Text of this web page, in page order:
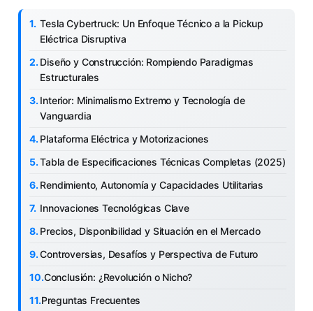
Tesla Cybertruck: Un Enfoque Técnico a la Pickup
Eléctrica Disruptiva
Diseño y Construcción: Rompiendo Paradigmas
Estructurales
Interior: Minimalismo Extremo y Tecnología de
Vanguardia
Plataforma Eléctrica y Motorizaciones
Tabla de Especificaciones Técnicas Completas (2025)
Rendimiento, Autonomía y Capacidades Utilitarias
Innovaciones Tecnológicas Clave
Precios, Disponibilidad y Situación en el Mercado
Controversias, Desafíos y Perspectiva de Futuro
Conclusión: ¿Revolución o Nicho?
Preguntas Frecuentes